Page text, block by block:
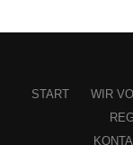
START WIR